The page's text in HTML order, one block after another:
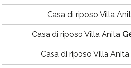
Casa di riposo Villa
Casa di riposo Villa Anita
Casa di riposo Villa Anita